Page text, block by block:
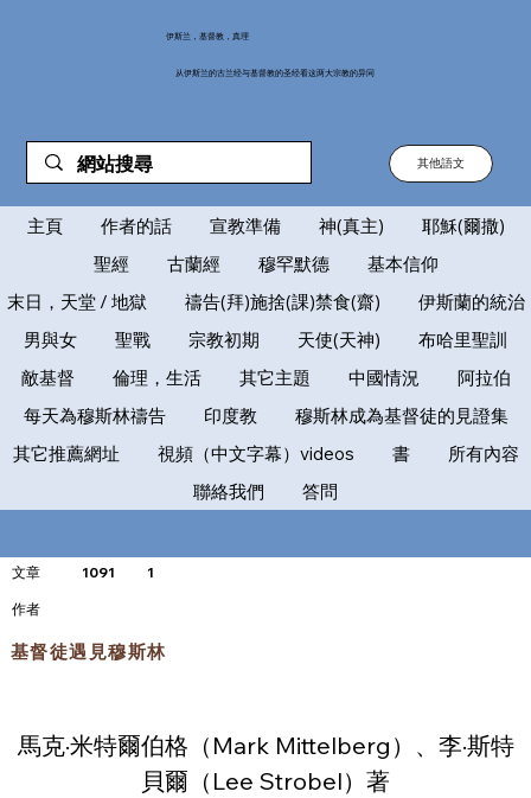
伊斯兰，基督教，真理
从伊斯兰的古兰经与基督教的圣经看这两大宗教的异同
其他語文
主頁 作者的話 宣教準備 神(真主)
耶穌(爾撒)
聖經
古蘭經 穆罕默德
基本信仰
末日，天堂 / 地獄
禱告(拜)施捨(課)禁食(齋)
伊斯蘭的統治
男與女
聖戰 宗教初期 天使(天神)
布哈里聖訓
敵基督
倫理，生活 其它主題 中國情況
阿拉伯
每天為穆斯林禱告
印度教
穆斯林成為基督徒的見證集
其它推薦網址
視頻（中文字幕）videos 書
所有內容
聯絡我們
答問
文章 1091 1
​作者
基督徒遇見穆斯林
馬克·米特爾伯格（Mark Mittelberg）、李·斯特
貝爾（Lee Strobel）著